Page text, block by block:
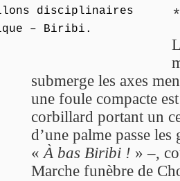
disciplinaires
– Biribi.
submerge les axes
une foule compacte
corbillard portant un
d’une palme passe
« À bas Biribi ! » –,
Marche funèbre de